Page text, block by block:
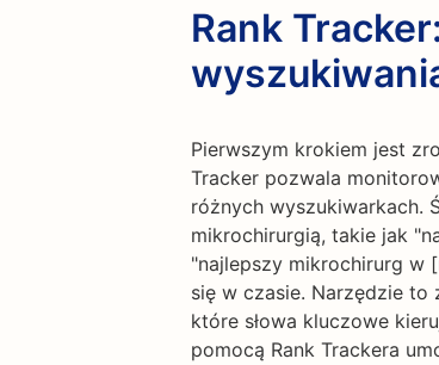
Rank
Pierwszym krokiem jest
Tracker pozwala
różnych wyszukiwarkach.
mikrochirurgią, takie jak
"najlepszy mikrochirurg w
się w czasie. Narzędzie
które słowa kluczowe
pomocą Rank Trackera